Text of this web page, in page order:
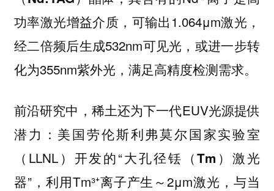
功率激光增益介质，可输出1.064μm激光，
经二倍频后生成532nm可见光，或进一步转
化为355nm紫外光，满足高精度检测需求。
前沿研究中，稀土还为下一代EUV光源提供
潜力：美国劳伦斯利弗莫尔国家实验室
（LLNL）开发的“大孔径铥（Tm）激光
器”，利用Tm³⁺离子产生～2μm激光，与当